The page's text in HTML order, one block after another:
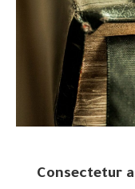
Consectetur